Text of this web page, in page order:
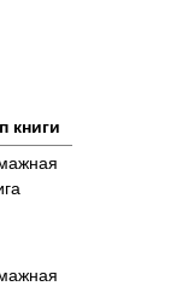
книги